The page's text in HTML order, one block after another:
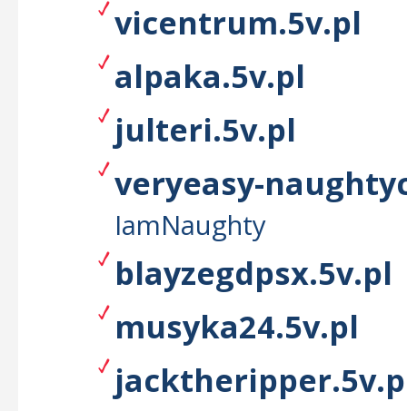
vicentrum.5v.pl
alpaka.5v.pl
julteri.5v.pl
veryeasy-
IamNaughty
blayzegdpsx.5v.pl
musyka24.5v.pl